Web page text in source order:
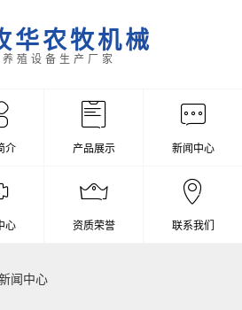
华农牧机械
殖设备生产厂家
介 产品展示 新闻中心
心 资质荣誉 联系我们
闻中心